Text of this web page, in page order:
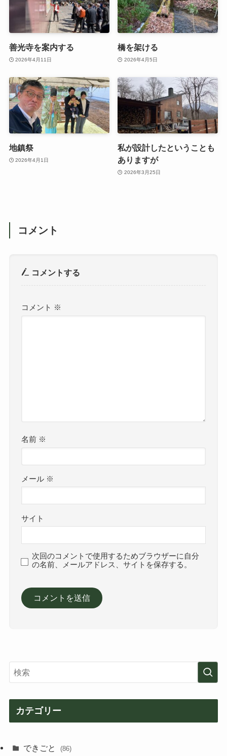
善光寺を案内する
2026年4月11日
橋を架ける
2026年4月5日
地鎮祭
2026年4月1日
私が設計したということも
ありますが
2026年3月25日
コメント
コメントする
コメント ※
名前 ※
メール ※
サイト
次回のコメントで使用するためブラウザーに自分
の名前、メールアドレス、サイトを保存する。
カテゴリー
できごと (86)